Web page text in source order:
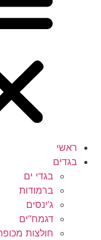
ראשי
בגדים
בגדי ים
ברמודות
ג’ינסים
דגמח”ים
חולצות